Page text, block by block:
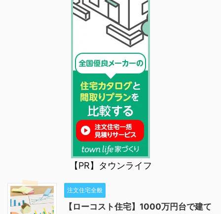
【PR】タウンライフ
注文住宅全般
【ローコスト住宅】1000万円台で建て